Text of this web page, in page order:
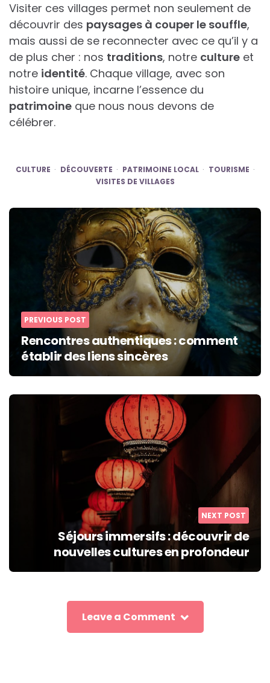
Visiter ces villages permet non seulement de
découvrir des paysages à couper le souffle,
mais aussi de se reconnecter avec ce qu’il y a
de plus cher : nos traditions, notre culture et
notre identité. Chaque village, avec son
histoire unique, incarne l’essence du
patrimoine que nous nous devons de
célébrer.
CULTURE DÉCOUVERTE PATRIMOINE LOCAL
TOURISME
VISITES DE VILLAGES
Post
navigation
PREVIOUS POST
Rencontres authentiques : comment
établir des liens sincères
NEXT POST
Séjours immersifs : découvrir de
nouvelles cultures en profondeur
Leave a Comment